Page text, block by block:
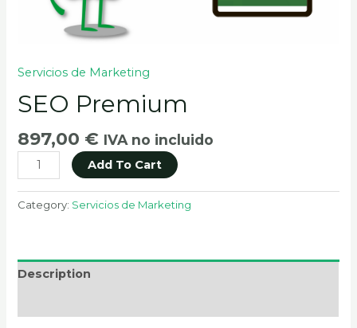
Servicios de Marketing
SEO Premium
897,00 € IVA no incluido
Add To Cart
Category: Servicios de Marketing
Description